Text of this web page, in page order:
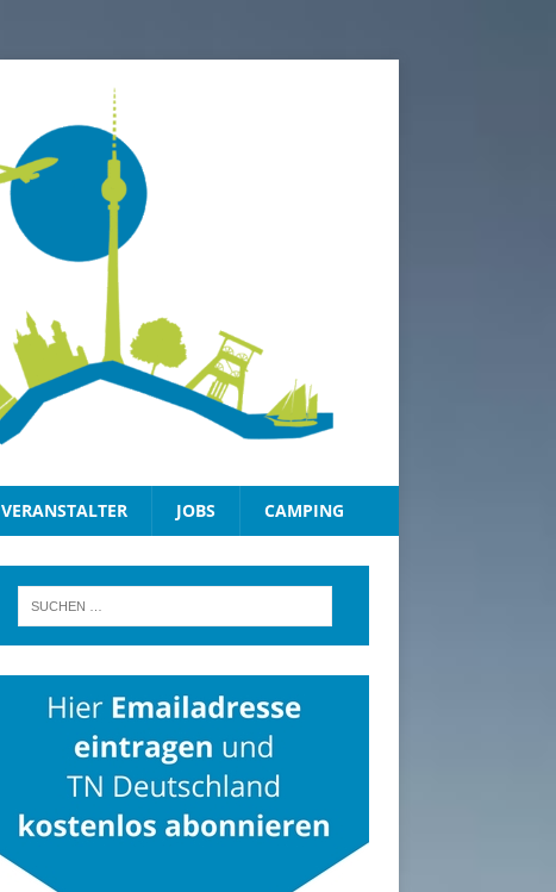
VERANSTALTER JOBS CAMPING